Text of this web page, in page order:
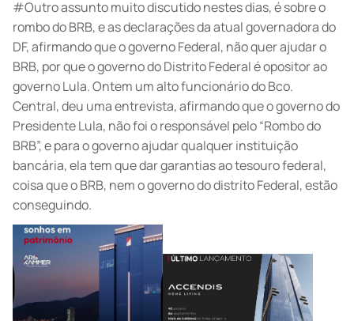
#Outro assunto muito discutido nestes dias, é sobre o
rombo do BRB, e as declarações da atual governadora do
DF, afirmando que o governo Federal, não quer ajudar o
BRB, por que o governo do Distrito Federal é opositor ao
governo Lula. Ontem um alto funcionário do Bco.
Central, deu uma entrevista, afirmando que o governo do
Presidente Lula, não foi o responsável pelo “Rombo do
BRB”, e para o governo ajudar qualquer instituição
bancária, ela tem que dar garantias ao tesouro federal,
coisa que o BRB, nem o governo do distrito Federal, estão
conseguindo.